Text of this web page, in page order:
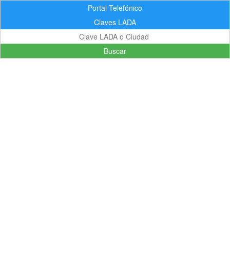
Portal Telefónico
Claves LADA
Buscar